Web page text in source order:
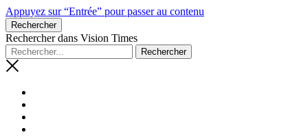
Appuyez sur “Entrée” pour passer au contenu
Rechercher
Rechercher dans Vision Times